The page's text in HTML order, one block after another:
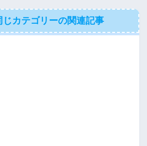
じカテゴリーの関連記事